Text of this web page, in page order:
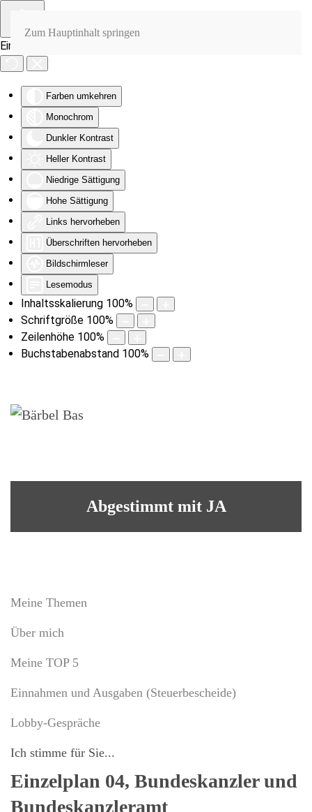
Eingabehilfen öffnen
Farben umkehren
Monochrom
Dunkler Kontrast
Heller Kontrast
Niedrige Sättigung
Hohe Sättigung
Links hervorheben
Überschriften hervorheben
Bildschirmleser
Lesemodus
Inhaltsskalierung 100%
Schriftgröße 100%
Zeilenhöhe 100%
Buchstabenabstand 100%
Zum Hauptinhalt springen
Abgestimmt mit JA
Meine Themen
Über mich
Meine TOP 5
Einnahmen und Ausgaben (Steuerbescheide)
Lobby-Gespräche
Ich stimme für Sie...
Einzelplan 04, Bundeskanzler und
Bundeskanzleramt